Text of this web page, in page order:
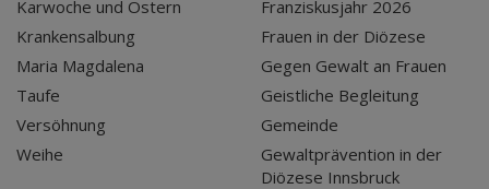
Karwoche und Ostern
Krankensalbung
Maria Magdalena
Taufe
Versöhnung
Weihe
Franziskusjahr 2026
Frauen in der Diözese
Gegen Gewalt an Frauen
Geistliche Begleitung
Gemeinde
Gewaltprävention in der
Diözese Innsbruck